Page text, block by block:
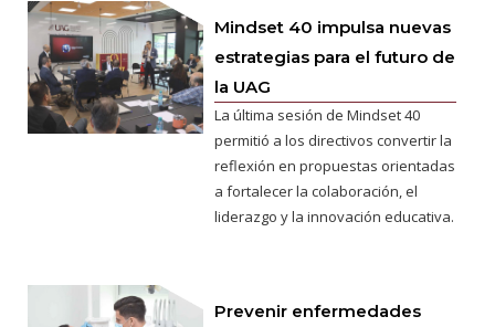
Mindset 40 impulsa nuevas
estrategias para el futuro de
la UAG
La última sesión de Mindset 40
permitió a los directivos convertir la
reflexión en propuestas orientadas
a fortalecer la colaboración, el
liderazgo y la innovación educativa.
Prevenir enfermedades